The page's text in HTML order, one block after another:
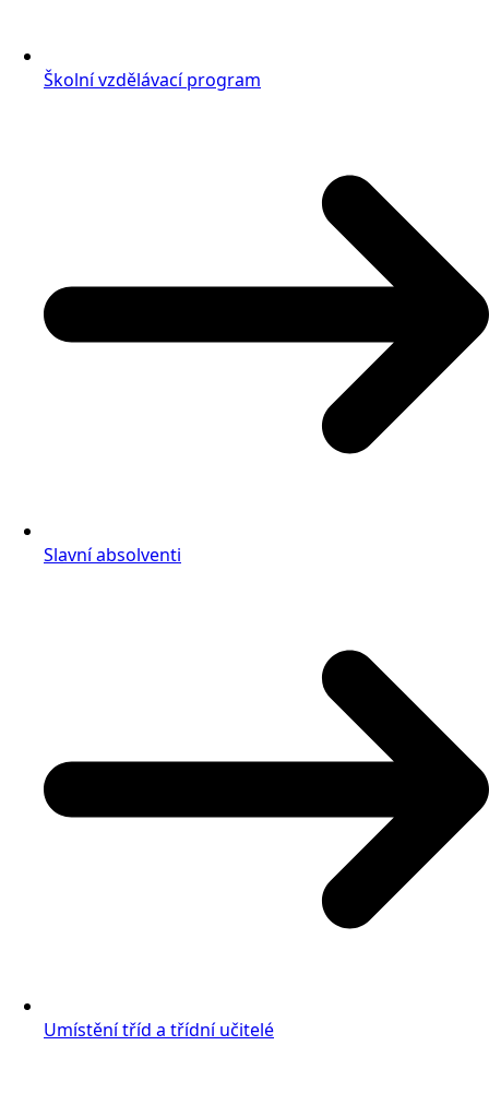
Školní vzdělávací program
Slavní absolventi
Umístění tříd a třídní učitelé